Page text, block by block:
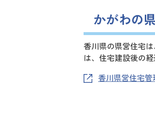
かがわの
香川県の県営住宅
は、住宅建設後の
香川県営住宅